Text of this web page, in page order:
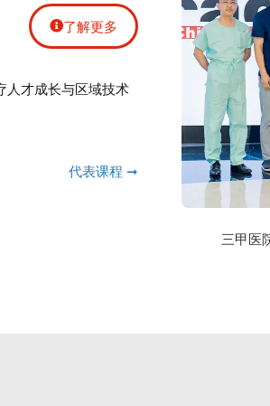
了解更多
才成长与区域技术
代表课程 ➞
三甲